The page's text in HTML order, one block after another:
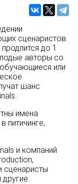
сценаристов.
до 1
авторы со
или
шанс
имена
питичинге,
и компаний
сценаристы